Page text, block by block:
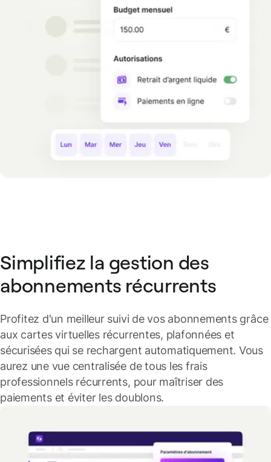
Simplifiez la gestion des
abonnements récurrents
Profitez d'un meilleur suivi de vos abonnements grâce
aux cartes virtuelles récurrentes, plafonnées et
sécurisées qui se rechargent automatiquement. Vous
aurez une vue centralisée de tous les frais
professionnels récurrents, pour maîtriser des
paiements et éviter les doublons.